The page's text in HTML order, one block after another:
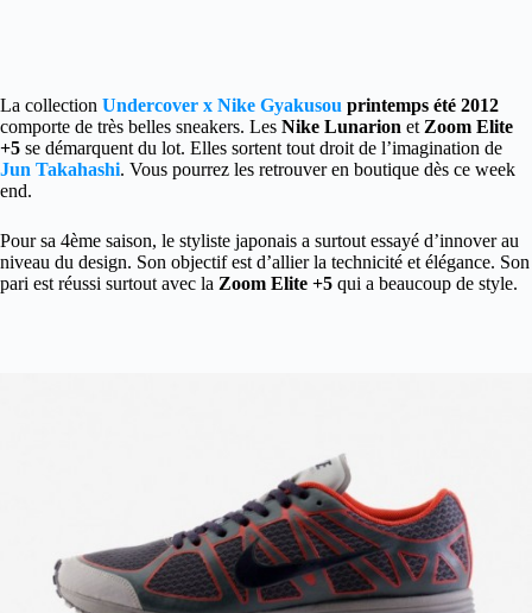
La collection Undercover x Nike Gyakusou printemps été 2012
comporte de très belles sneakers. Les Nike Lunarion et Zoom Elite
+5 se démarquent du lot. Elles sortent tout droit de l’imagination de
Jun Takahashi. Vous pourrez les retrouver en boutique dès ce week
end.
Pour sa 4ème saison, le styliste japonais a surtout essayé d’innover au
niveau du design. Son objectif est d’allier la technicité et élégance. Son
pari est réussi surtout avec la Zoom Elite +5 qui a beaucoup de style.